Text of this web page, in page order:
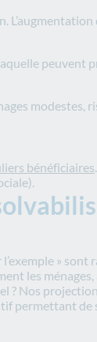
L’augmentation
peuvent
modestes,
bénéficiaires
» sont
les
? Nos
permettant